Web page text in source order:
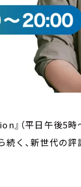
』（平日午後5時
続く、新世代の